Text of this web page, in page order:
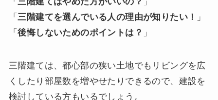
「 三階建てを選んでいる人の理由が知りたい！
」
「後悔しないためのポイントは？ 」
三階建ては、都心部の狭い土地でもリビングを広
くしたり部屋数を増やせたりできるので、建設を
検討している方もいるでしょう。